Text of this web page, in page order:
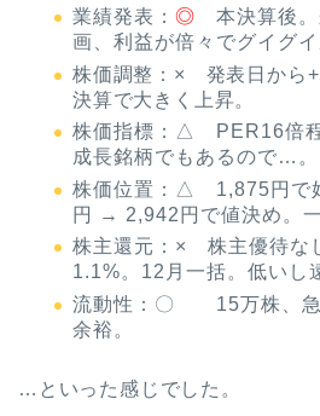
業績発表： ◎ 本決算後。
画、利益が倍々でグイグ
株価調整：× 発表日から
決算で大きく上昇。
株価指標：△ PER16倍程
成長銘柄でもあるので…。
株価位置：△ 1,875円で
円 → 2,942円で値決め。一
株主還元：× 株主優待な
1.1%。12月一括。低いし
流動性：〇 15万株、急
余裕。
…といった感じでした。